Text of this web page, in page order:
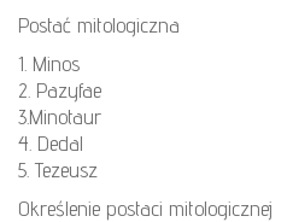
Postać mitologiczna
1. Minos
2. Pazyfae
3.Minotaur
4. Dedal
5. Tezeusz
Określenie postaci mitologicznej